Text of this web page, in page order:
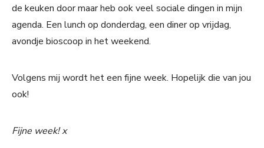
de keuken door maar heb ook veel sociale dingen in mijn
agenda. Een lunch op donderdag, een diner op vrijdag,
avondje bioscoop in het weekend.
Volgens mij wordt het een fijne week. Hopelijk die van jou
ook!
Fijne week! x